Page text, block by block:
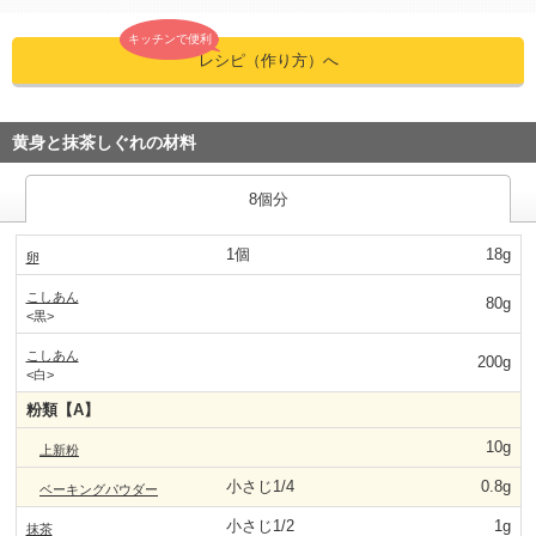
キッチンで便利
レシピ（作り方）へ
黄身と抹茶しぐれの材料
8個分
卵 1個 18g
こしあん
<黒>
80g
こしあん
<白>
200g
粉類【A】
上新粉 10g
ベーキングパウダー 小さじ1/4 0.8g
抹茶 小さじ1/2 1g